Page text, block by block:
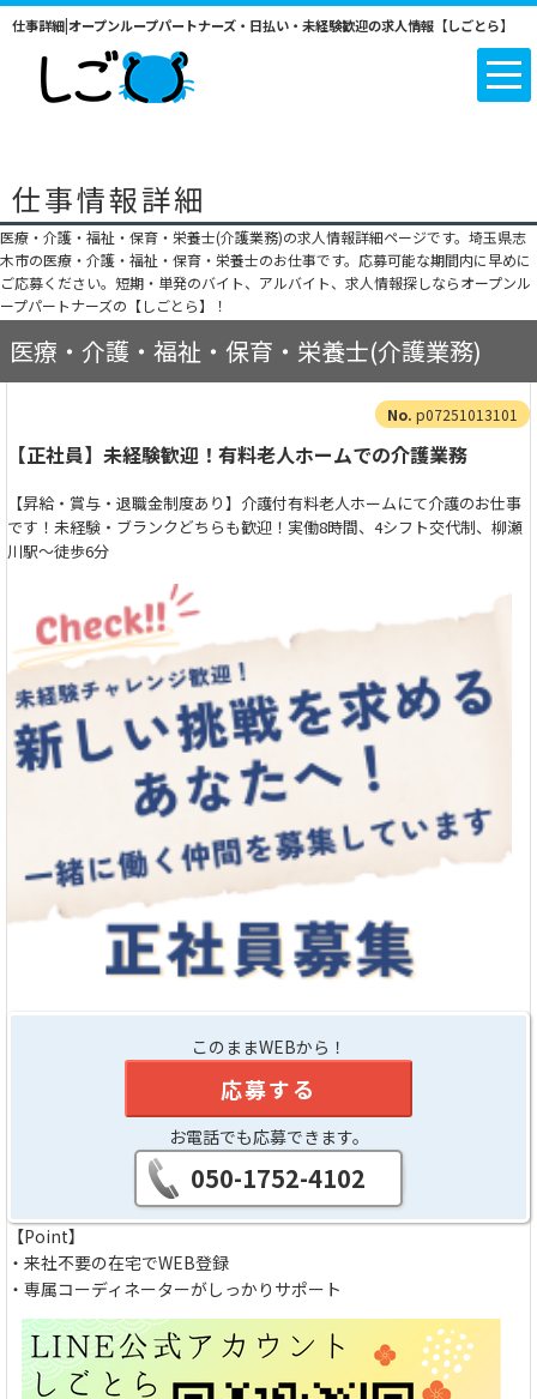
仕事詳細|オープンループパートナーズ・日払い・未経験歓迎の求人情報【しごとら】
仕事情報詳細
医療・介護・福祉・保育・栄養士(介護業務)の求人情報詳細ページです。埼玉県志
木市の医療・介護・福祉・保育・栄養士のお仕事です。応募可能な期間内に早めに
ご応募ください。短期・単発のバイト、アルバイト、求人情報探しならオープンル
ープパートナーズの【しごとら】！
医療・介護・福祉・保育・栄養士(介護業務)
p07251013101
【正社員】未経験歓迎！有料老人ホームでの介護業務
【昇給・賞与・退職金制度あり】介護付有料老人ホームにて介護のお仕事
です！未経験・ブランクどちらも歓迎！実働8時間、4シフト交代制、柳瀬
川駅～徒歩6分
このままWEBから！
応募する
お電話でも応募できます。
050-1752-4102
【Point】
・来社不要の在宅でWEB登録
・専属コーディネーターがしっかりサポート